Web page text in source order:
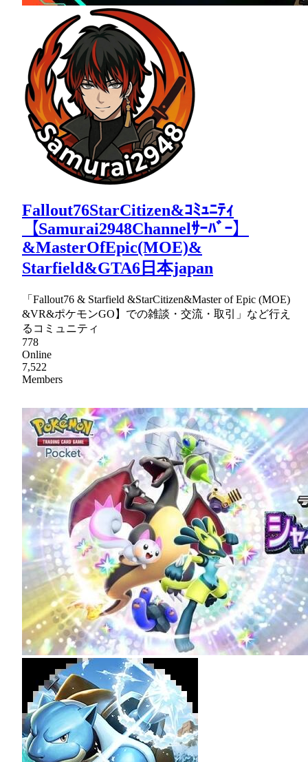
Fallout76StarCitizen&ｺﾐｭﾆﾃｨ
【Samurai2948Channelｻｰﾊﾞｰ】
&MasterOfEpic(MOE)&
Starfield&GTA6日本japan
「Fallout76 & Starfield &StarCitizen&Master of Epic (MOE)
&VR&ポケモンGO】での雑談・交流・取引」など行え
るコミュニティ
778
Online
7,522
Members